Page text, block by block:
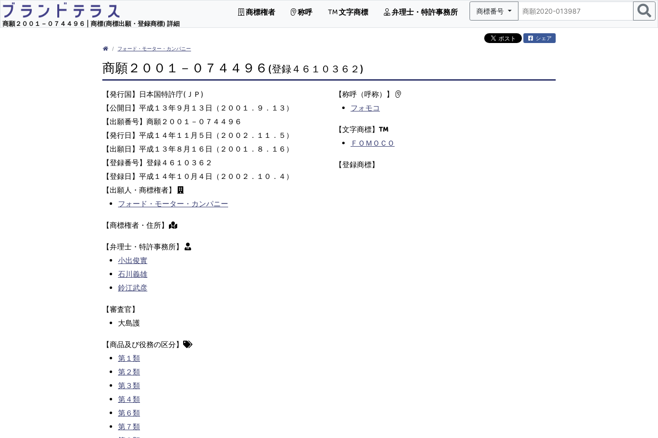
商願２００１－０７４４９６ | 商標(商標出願・登録商標) 詳細
商標権者 称呼 文字商標 弁理士・特許事務所 商標番号
シェア
フォード・モーター・カンパニー
商願２００１－０７４４９６ (登録４６１０３６２)
【発行国】日本国特許庁(ＪＰ)
【公開日】平成１３年９月１３日（２００１．９．１３）
【出願番号】商願２００１－０７４４９６
【発行日】平成１４年１１月５日（２００２．１１．５）
【出願日】平成１３年８月１６日（２００１．８．１６）
【登録番号】登録４６１０３６２
【登録日】平成１４年１０月４日（２００２．１０．４）
【出願人・商標権者】
フォード・モーター・カンパニー
【商標権者・住所】
【弁理士・特許事務所】
小出俊實
石川義雄
鈴江武彦
【審査官】
大島護
【商品及び役務の区分】
第１類
第２類
第３類
第４類
第６類
第７類
【称呼（呼称）】
フォモコ
【文字商標】
ＦＯＭＯＣＯ
【登録商標】